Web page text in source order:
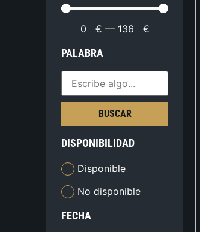
0 € — 136 €
PALABRA
BUSCAR
DISPONIBILIDAD
Disponible
No disponible
FECHA